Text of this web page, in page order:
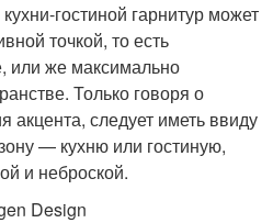
гостиной гарнитур может
точкой, то есть
или же максимально
Только говоря о
акцента, следует иметь ввиду
— кухню или гостиную,
и неброской.
Design